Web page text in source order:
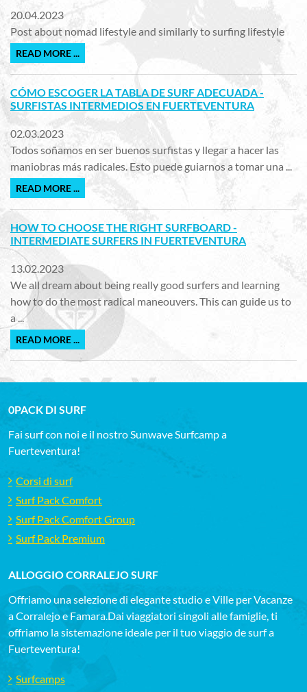
20.04.2023
Post about nomad lifestyle and similarly to surfing lifestyle
READ MORE ...
CÓMO ESCOGER LA TABLA DE SURF ADECUADA -
SURFISTAS INTERMEDIOS EN FUERTEVENTURA
02.03.2023
Todos soñamos en ser buenos surfistas y llegar a hacer las
maniobras más radicales. Esto puede guiarnos a tomar una ...
READ MORE ...
HOW TO CHOOSE THE RIGHT SURFBOARD -
INTERMEDIATE SURFERS IN FUERTEVENTURA
13.02.2023
We all dream about being really good surfers and learning
how to do the most radical maneouvers. This can guide us to
a ...
READ MORE ...
0PACK DI SURF
Fai surf con noi e il nostro Sunwave Surfcamp a
Fuerteventura!
Corsi di surf
Surf Pack Comfort
Surf Pack Comfort Group
Surf Pack Premium
ALLOGGIO CORRALEJO SURF
Offriamo una selezione di elegante studio e Ville per Vacanze
a Corralejo e Famara.Dai viaggiatori singoli alle famiglie, ti
offriamo la sistemazione ideale per il tuo viaggio de surf a
Fuerteventura!
Surfcamps